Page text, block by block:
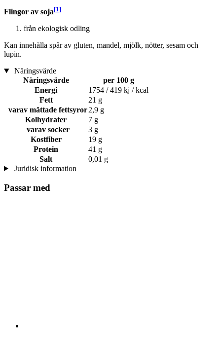
Flingor av soja[1]
från ekologisk odling
Kan innehålla spår av gluten, mandel, mjölk, nötter, sesam och
lupin.
Näringsvärde
Näringsvärde
per 100 g
Energi
1754 / 419 kj / kcal
Fett
21 g
varav mättade fettsyror2,9 g
Kolhydrater
7 g
varav socker
3 g
Kostfiber
19 g
Protein
41 g
Salt
0,01 g
Juridisk information
Passar med